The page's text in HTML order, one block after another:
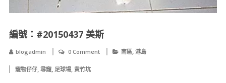
編號：#20150437 美斯
blogadmin 0 Comment 南區, 港島
寵物仔仔, 尋寵, 足球場, 黄竹坑